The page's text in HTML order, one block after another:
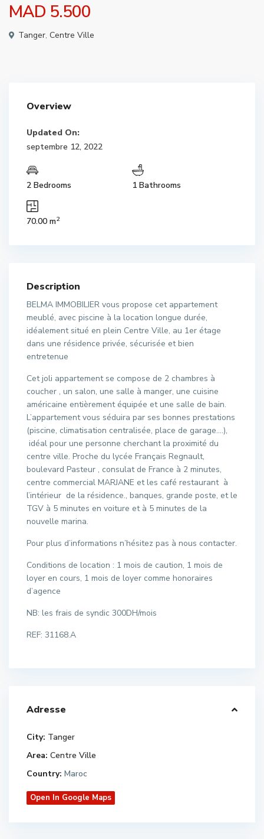
MAD 5.500
Tanger, Centre Ville
Overview
Updated On:
septembre 12, 2022
2 Bedrooms 1 Bathrooms
70.00 m2
Description
BELMA IMMOBILIER vous propose cet appartement
meublé, avec piscine à la location longue durée,
idéalement situé en plein Centre Ville, au 1er étage
dans une résidence privée, sécurisée et bien
entretenue
Cet joli appartement se compose de 2 chambres à
coucher , un salon, une salle à manger, une cuisine
américaine entièrement équipée et une salle de bain.
L’appartement vous séduira par ses bonnes prestations
(piscine, climatisation centralisée, place de garage….),
idéal pour une personne cherchant la proximité du
centre ville. Proche du lycée Français Regnault,
boulevard Pasteur , consulat de France à 2 minutes,
centre commercial MARJANE et les café restaurant à
l’intérieur de la résidence., banques, grande poste, et le
TGV à 5 minutes en voiture et à 5 minutes de la
nouvelle marina.
Pour plus d’informations n’hésitez pas à nous contacter.
Conditions de location : 1 mois de caution, 1 mois de
loyer en cours, 1 mois de loyer comme honoraires
d’agence
NB: les frais de syndic 300DH/mois
REF: 31168.A
Adresse
City: Tanger
Area: Centre Ville
Country: Maroc
Open In Google Maps